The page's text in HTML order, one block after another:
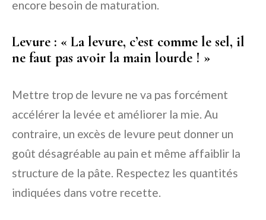
encore besoin de maturation.
Levure : « La levure, c’est comme le sel, il
ne faut pas avoir la main lourde ! »
Mettre trop de levure ne va pas forcément
accélérer la levée et améliorer la mie. Au
contraire, un excès de levure peut donner un
goût désagréable au pain et même affaiblir la
structure de la pâte. Respectez les quantités
indiquées dans votre recette.